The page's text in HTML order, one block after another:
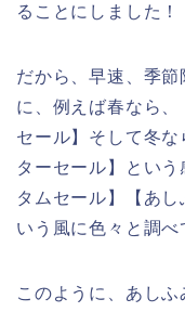
ることにしました！
だから、早速、季
に、例えば春なら
セール】そして冬
ターセール】とい
タムセール】【あ
いう風に色々と調べ
このように、あし